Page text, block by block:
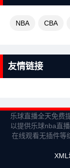
NBA CBA
友情链接
乐球直播全天免费
以提供乐球nba直
在线观看无插件等
XML